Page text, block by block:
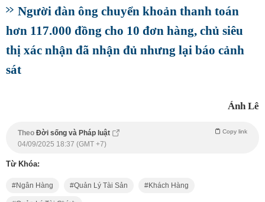
Người đàn ông chuyển khoản thanh toán
hơn 117.000 đồng cho 10 đơn hàng, chủ siêu
thị xác nhận đã nhận đủ nhưng lại báo cảnh
sát
Ánh Lê
Theo Đời sống và Pháp luật Copy link
04/09/2025 18:37 (GMT +7)
Từ Khóa:
Ngân Hàng Quản Lý Tài Sản Khách Hàng